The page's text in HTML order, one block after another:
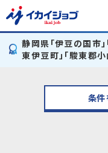
静岡県「伊豆の国市」
東伊豆町」「駿東郡
条件